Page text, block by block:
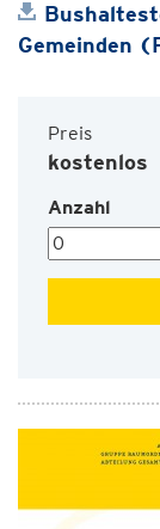
Gemeinden
Preis
kostenlos
Anzahl